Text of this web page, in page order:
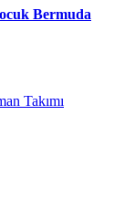
Bermuda
Takımı